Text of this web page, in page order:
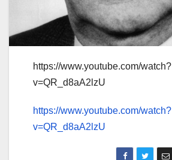
https://www.youtube.com/watch?
v=QR_d8aA2lzU
https://www.youtube.com/watch?
v=QR_d8aA2lzU